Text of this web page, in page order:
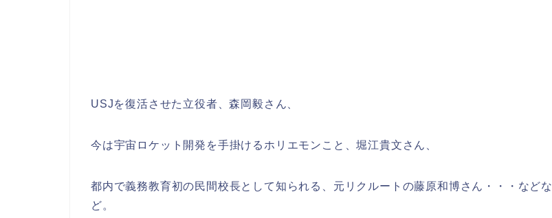
USJを復活させた立役者、森岡毅さん、
今は宇宙ロケット開発を手掛けるホリエモンこと、堀江貴文さん、
都内で義務教育初の民間校長として知られる、元リクルートの藤原和博さん・・・などな
ど。